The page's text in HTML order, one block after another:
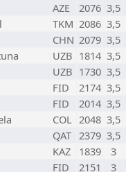
AZE 2076 3,5
TKM 2086 3,5
CHN 2079 3,5
UZB 1814 3,5
UZB 1730 3,5
FID 2174 3,5
FID 2014 3,5
COL 2048 3,5
QAT 2379 3,5
KAZ 1839 3
FID 2151 3